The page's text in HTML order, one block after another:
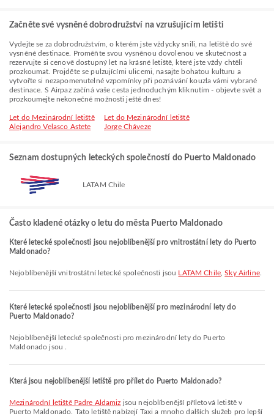
Začněte své vysněné dobrodružství na vzrušujícím letišti
Vydejte se za dobrodružstvím, o kterém jste vždycky snili, na letiště do své
vysněné destinace. Proměňte svou vysněnou dovolenou ve skutečnost a
rezervujte si cenově dostupný let na krásné letiště, které jste vždy chtěli
prozkoumat. Projděte se pulzujícími ulicemi, nasajte bohatou kulturu a
vytvořte si nezapomenutelné vzpomínky při poznávání kouzla vámi vybrané
destinace. S Airpaz začíná vaše cesta jednoduchým kliknutím - objevte svět a
prozkoumejte nekonečné možnosti ještě dnes!
Let do Mezinárodní letiště
Alejandro Velasco Astete
Let do Mezinárodní letiště
Jorge Cháveze
Seznam dostupných leteckých společností do Puerto Maldonado
LATAM Chile
Často kladené otázky o letu do města Puerto Maldonado
Které letecké společnosti jsou nejoblíbenější pro vnitrostátní lety do Puerto
Maldonado?
Nejoblíbenější vnitrostátní letecké společnosti jsou LATAM Chile,Sky Airline.
Které letecké společnosti jsou nejoblíbenější pro mezinárodní lety do
Puerto Maldonado?
Nejoblíbenější letecké společnosti pro mezinárodní lety do Puerto
Maldonado jsou .
Která jsou nejoblíbenější letiště pro přílet do Puerto Maldonado?
Mezinárodní letiště Padre Aldamiz jsou nejoblíbenější příletová letiště v
Puerto Maldonado. Tato letiště nabízejí Taxi a mnoho dalších služeb pro lepší